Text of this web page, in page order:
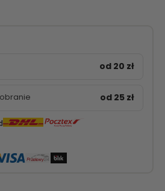
od 20 zł
od 25 zł